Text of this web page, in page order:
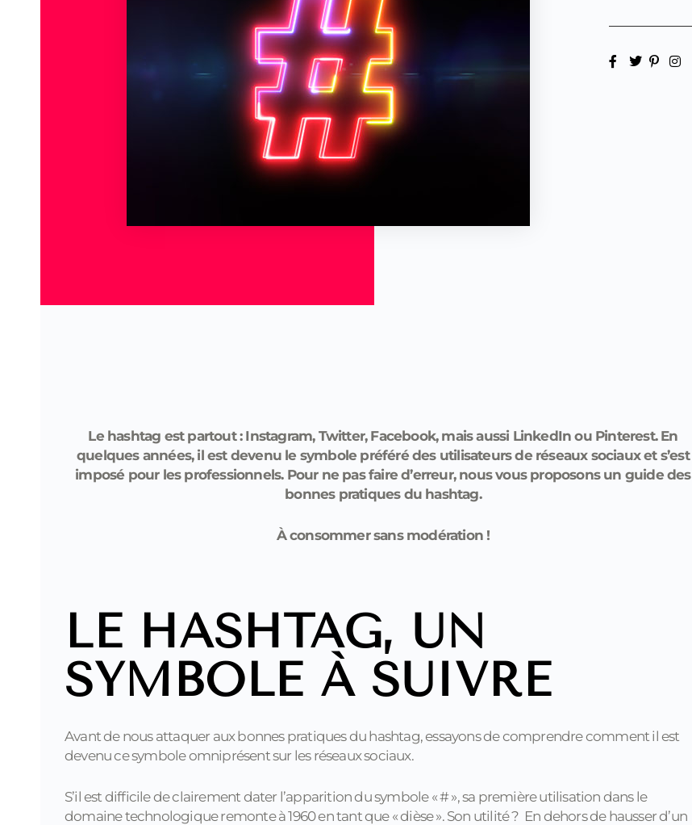
Le hashtag est partout : Instagram, Twitter, Facebook, mais aussi LinkedIn ou Pinterest. En
quelques années, il est devenu le symbole préféré des utilisateurs de réseaux sociaux et s’est
imposé pour les professionnels. Pour ne pas faire d’erreur, nous vous proposons un guide des
bonnes pratiques du hashtag.
À consommer sans modération !
LE HASHTAG, UN
SYMBOLE À SUIVRE
Avant de nous attaquer aux bonnes pratiques du hashtag, essayons de comprendre comment il est
devenu ce symbole omniprésent sur les réseaux sociaux.
S’il est difficile de clairement dater l’apparition du symbole « # », sa première utilisation dans le
domaine technologique remonte à 1960 en tant que « dièse ». Son utilité ? En dehors de hausser d’un